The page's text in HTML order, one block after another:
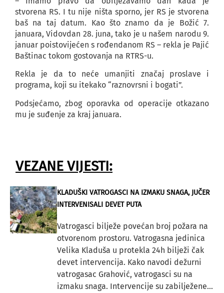
stvorena RS. I tu nije ništa sporno, jer RS je stvorena
baš na taj datum. Kao što znamo da je Božić 7.
januara, Vidovdan 28. juna, tako je u našem narodu 9.
januar poistovijećen s rođendanom RS – rekla je Pajić
Baštinac tokom gostovanja na RTRS-u.
Rekla je da to neće umanjiti značaj proslave i
programa, koji su itekako “raznovrsni i bogati”.
Podsjećamo, zbog oporavka od operacije otkazano
mu je suđenje za kraj januara.
VEZANE VIJESTI:
KLADUŠKI VATROGASCI NA IZMAKU SNAGA, JUČER
INTERVENISALI DEVET PUTA
Vatrogasci bilježe povećan broj požara na
otvorenom prostoru. Vatrogasna jedinica
Velika Kladuša u protekla 24h bilježi čak
devet intervencija. Kako navodi dežurni
vatrogasac Grahović, vatrogasci su na
izmaku snaga. Intervencije su zabilježene...